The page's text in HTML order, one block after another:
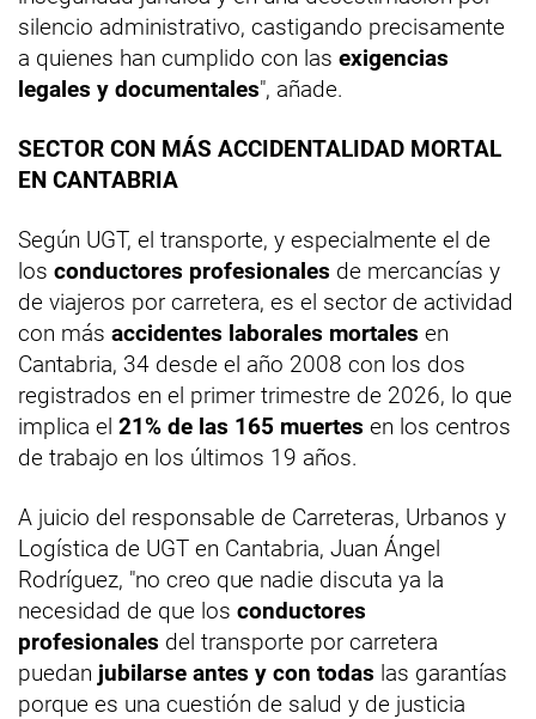
silencio administrativo, castigando precisamente
a quienes han cumplido con las exigencias
legales y documentales", añade.
SECTOR CON MÁS ACCIDENTALIDAD MORTAL
EN CANTABRIA
Según UGT, el transporte, y especialmente el de
los conductores profesionales de mercancías y
de viajeros por carretera, es el sector de actividad
con más accidentes laborales mortales en
Cantabria, 34 desde el año 2008 con los dos
registrados en el primer trimestre de 2026, lo que
implica el 21% de las 165 muertes en los centros
de trabajo en los últimos 19 años.
A juicio del responsable de Carreteras, Urbanos y
Logística de UGT en Cantabria, Juan Ángel
Rodríguez, "no creo que nadie discuta ya la
necesidad de que los conductores
profesionales del transporte por carretera
puedan jubilarse antes y con todas las garantías
porque es una cuestión de salud y de justicia